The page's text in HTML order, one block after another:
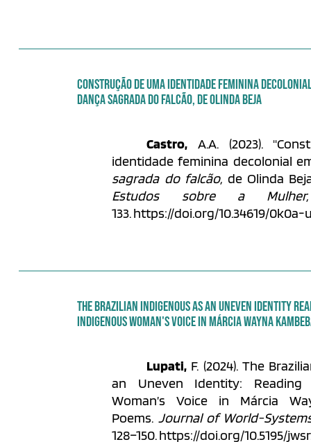
CONSTRUÇÃO DE UMA IDENTIDADE FEMININA
DANÇA SAGRADA DO FALCÃO, DE OLINDA BEJA
Castro, A.A. (2023).
identidade feminina decolonial
sagrada do falcão, de Olinda
Estudos sobre a Mulher,
133. https://doi.org/10.34619/0k0a-
THE BRAZILIAN INDIGENOUS AS AN UNEVEN IDENTITY
INDIGENOUS WOMAN'S VOICE IN MÁRCIA WAYNA
Lupati, F. (2024). The
an Uneven Identity: Reading
Woman’s Voice in Márcia
Poems. Journal of World-
128–150. https://doi.org/10.5195/